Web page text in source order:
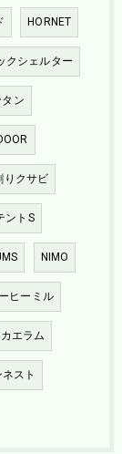
HORNET
クシェルター
ン
りクサビ
ントS
NIMO
ヒーミル
カエラム
スト